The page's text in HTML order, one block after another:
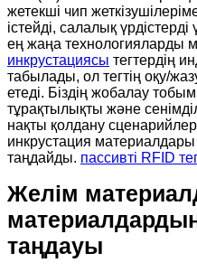
жетекші чип
істейді, салалық
ең жаңа технологияларды
инкрустациясы тегтердің
табылады, ол тегтің оқу/
етеді. Біздің жобалау
тұрақтылықты және
нақты қолдану
инкрустация
таңдайды. пассивті RFID
Желім
таңдауы